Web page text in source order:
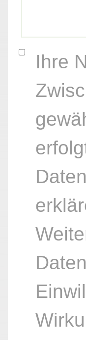
Ihre